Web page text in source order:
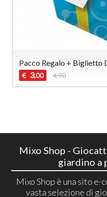
Pacco Regalo + Biglietto
€ 3,00 4,90
Mixo Shop -
giardino a
Mixo Shop è una sito e-
vasta selezione di